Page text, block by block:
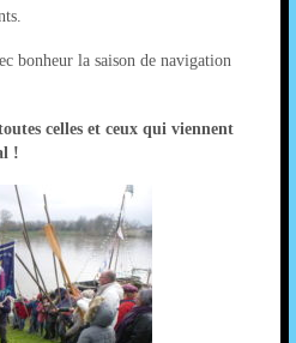
bonheur la saison de navigation
celles et ceux qui viennent
!